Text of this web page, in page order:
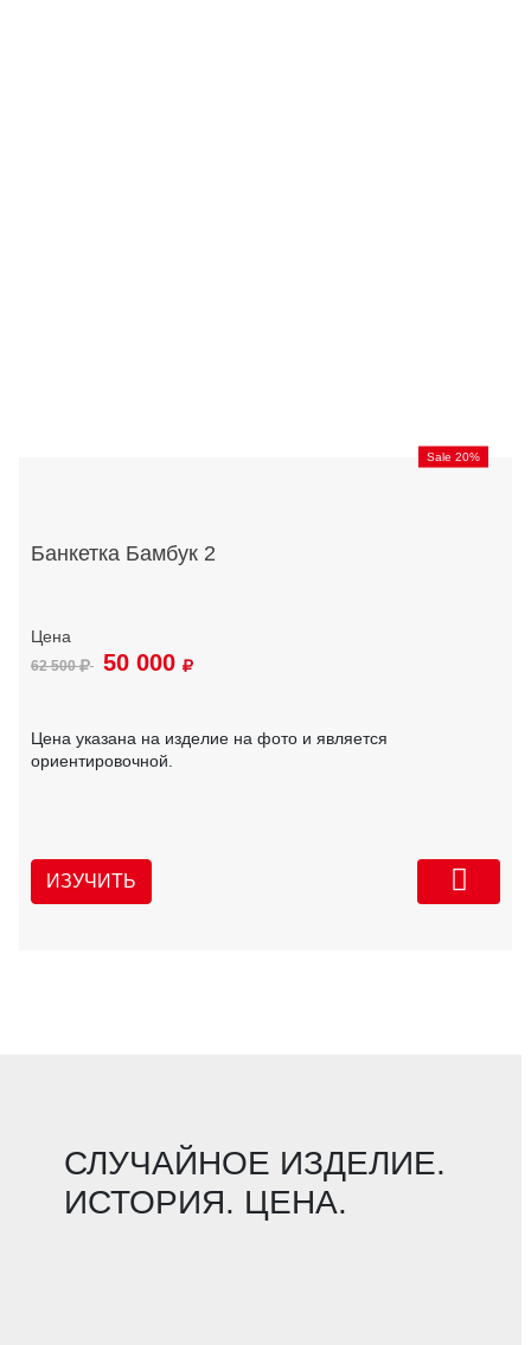
Sale 20%
Банкетка Бамбук 2
62 500 50 000
Цена указана на изделие на фото и является
ориентировочной.
ИЗУЧИТЬ
СЛУЧАЙНОЕ ИЗДЕЛИЕ.
ИСТОРИЯ. ЦЕНА.